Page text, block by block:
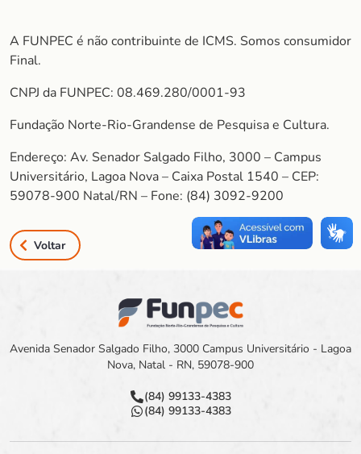
A FUNPEC é não contribuinte de ICMS. Somos consumidor
Final.
CNPJ da FUNPEC: 08.469.280/0001-93
Fundação Norte-Rio-Grandense de Pesquisa e Cultura.
Endereço: Av. Senador Salgado Filho, 3000 – Campus
Universitário, Lagoa Nova – Caixa Postal 1540 – CEP:
59078-900 Natal/RN – Fone: (84) 3092-9200
Voltar
Avenida Senador Salgado Filho, 3000 Campus Universitário - Lagoa
Nova, Natal - RN, 59078-900
(84) 99133-4383
(84) 99133-4383